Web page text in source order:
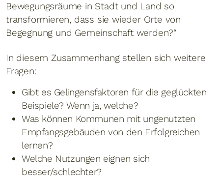
Bewegungsräume in Stadt und Land so
transformieren, dass sie wieder Orte von
Begegnung und Gemeinschaft werden?“
In diesem Zusammenhang stellen sich weitere
Fragen:
Gibt es Gelingensfaktoren für die geglückten
Beispiele? Wenn ja, welche?
Was können Kommunen mit ungenutzten
Empfangsgebäuden von den Erfolgreichen
lernen?
Welche Nutzungen eignen sich
besser/schlechter?